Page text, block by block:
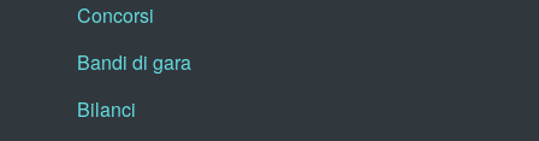
Concorsi
Bandi di gara
Bilanci